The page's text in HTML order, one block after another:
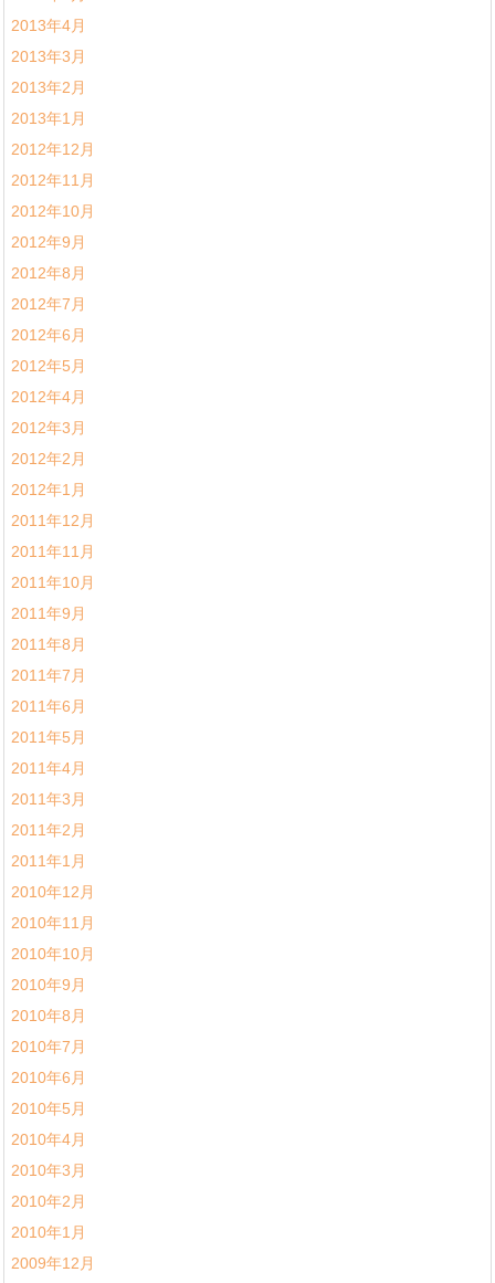
2013年4月
2013年3月
2013年2月
2013年1月
2012年12月
2012年11月
2012年10月
2012年9月
2012年8月
2012年7月
2012年6月
2012年5月
2012年4月
2012年3月
2012年2月
2012年1月
2011年12月
2011年11月
2011年10月
2011年9月
2011年8月
2011年7月
2011年6月
2011年5月
2011年4月
2011年3月
2011年2月
2011年1月
2010年12月
2010年11月
2010年10月
2010年9月
2010年8月
2010年7月
2010年6月
2010年5月
2010年4月
2010年3月
2010年2月
2010年1月
2009年12月